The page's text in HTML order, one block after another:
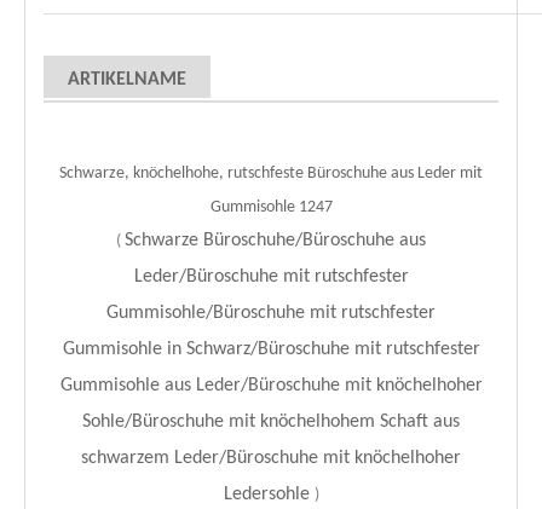
ARTIKELNAME
Schwarze, knöchelhohe, rutschfeste Büroschuhe aus Leder mit
Gummisohle 1247
( Schwarze Büroschuhe/Büroschuhe aus
Leder/Büroschuhe mit rutschfester
Gummisohle/Büroschuhe mit rutschfester
Gummisohle in Schwarz/Büroschuhe mit rutschfester
Gummisohle aus Leder/Büroschuhe mit knöchelhoher
Sohle/Büroschuhe mit knöchelhohem Schaft aus
schwarzem Leder/Büroschuhe mit knöchelhoher
Ledersohle )